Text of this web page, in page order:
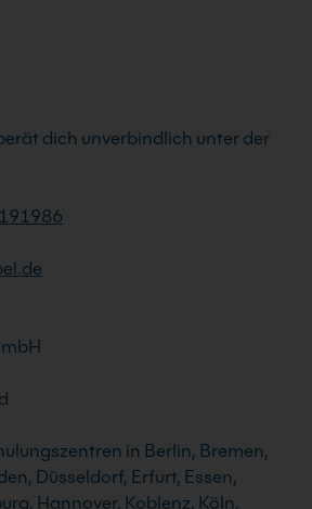
dich unverbindlich unter der
in Berlin, Bremen,
Düsseldorf, Erfurt, Essen,
Hannover, Koblenz, Köln,